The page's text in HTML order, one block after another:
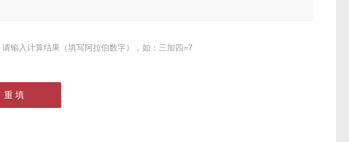
请输入计算结果（填写阿拉伯数字），如：三加四=7